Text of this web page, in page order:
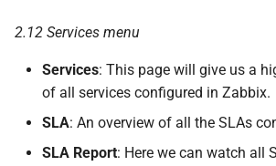
2.12 Services menu
Services: This page will give us a
of all services configured in Zabbix.
SLA: An overview of all the SLAs
SLA Report: Here we can watch all